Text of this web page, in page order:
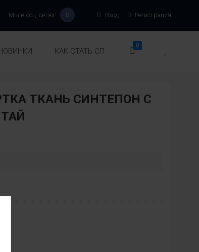
Вход Регистрация
Мы в соц. сетях:
КАК СТАТЬ СП
0
ТКАНЬ СИНТЕПОН С